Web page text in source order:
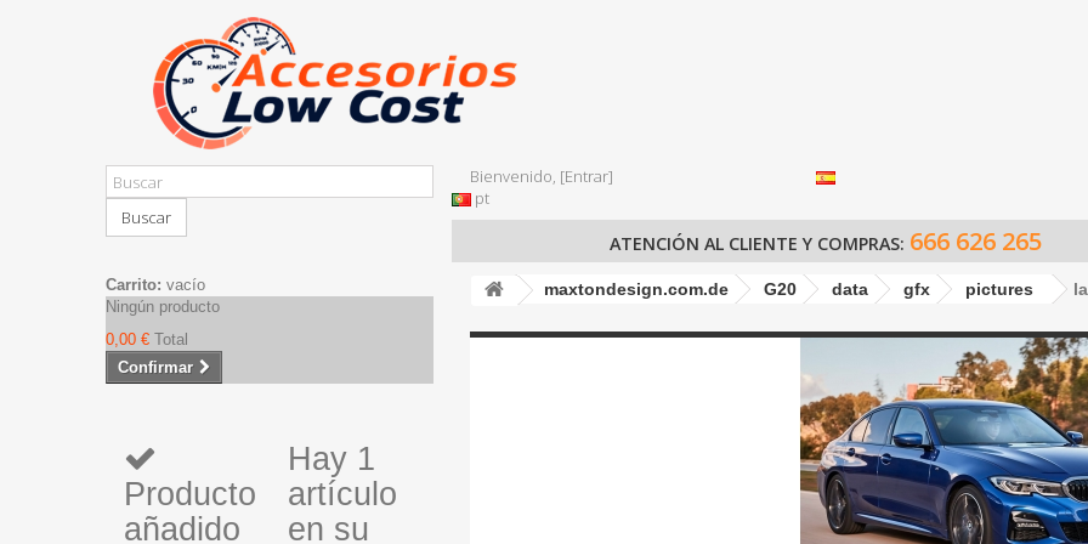
Buscar
Bienvenido, [Entrar]
pt
ATENCIÓN AL CLIENTE Y COMPRAS: 666 626 265
Carrito: vacío
Ningún producto
0,00 € Total
Confirmar
Producto
añadido
Hay 1
artículo
en su
maxtondesign.com.de G20 data gfx pictures